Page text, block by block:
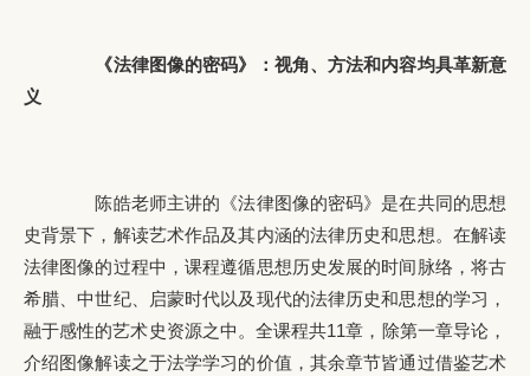
《法律图像的密码》：视角、方法和内容均具革新意
义
陈皓老师主讲的《法律图像的密码》是在共同的思想
史背景下，解读艺术作品及其内涵的法律历史和思想。在解读
法律图像的过程中，课程遵循思想历史发展的时间脉络，将古
希腊、中世纪、启蒙时代以及现代的法律历史和思想的学习，
融于感性的艺术史资源之中。全课程共11章，除第一章导论，
介绍图像解读之于法学学习的价值，其余章节皆通过借鉴艺术